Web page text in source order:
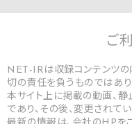
ご
NET-IRは収録コンテンツの
切の責任を負うものではあり
本サイト上に掲載の動画、
であり、その後、変更されて